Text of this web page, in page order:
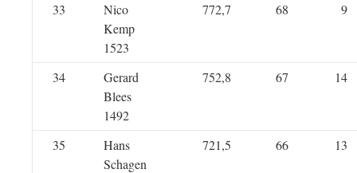
33
Nico
Kemp
1523
772,7 68 9
34
Gerard
Blees
1492
752,8 67 14
35
Hans
Schagen
721,5 66 13